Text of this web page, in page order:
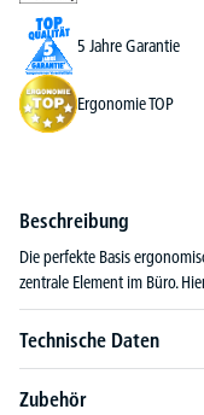
5 Jahre Garantie
Ergonomie TOP
Beschreibung
Die perfekte Basis
zentrale Element im Büro.
Technische Daten
Zubehör